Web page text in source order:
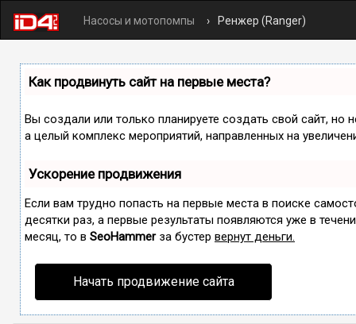
Насосы и мотопомпы Ренжер (Ranger)
Как продвинуть сайт на первые места?
Вы создали или только планируете создать свой сайт, но
а целый комплекс мероприятий, направленных на
Ускорение продвижения
Если вам трудно попасть на первые места в поиске
десятки раз, а первые результаты появляются уже в
месяц, то в SeoHammerза бустер вернут деньги.
Начать продвижение сайта